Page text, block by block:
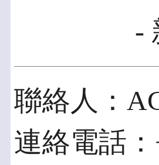
-
聯絡人：
連絡電話：